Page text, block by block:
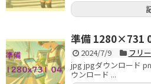
準備 1280×731
2024/7/9 フリ
jpg jpgダウンロード
ウンロード ...